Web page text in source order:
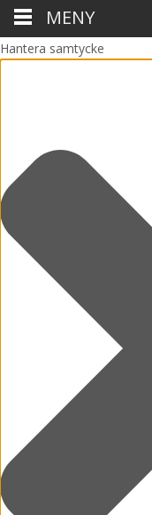
Hantera samtycke
MENY